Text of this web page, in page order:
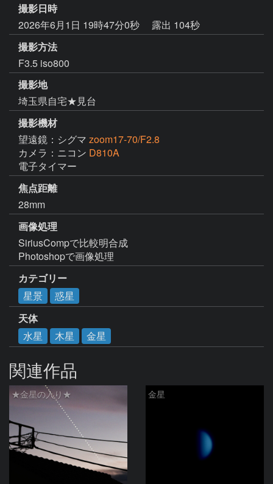
撮影日時
2026年6月1日 19時47分0秒
露出 104秒
撮影方法
F3.5 iso800
撮影地
埼玉県自宅★見台
撮影機材
望遠鏡：シグマ zoom17-70/F2.8
カメラ：ニコン D810A
電子タイマー
焦点距離
28mm
画像処理
SiriusCompで比較明合成
Photoshopで画像処理
カテゴリー
星景
惑星
天体
水星
木星 金星
関連作品
★金星の入り★ 金星